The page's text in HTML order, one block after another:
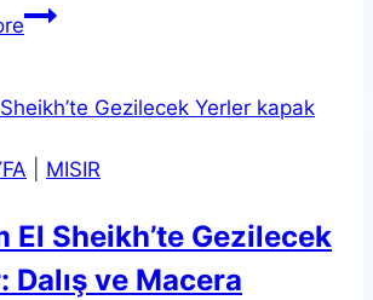
Güzellikte
Yarışan
Güzel
Köyleri
2026
MISIR
El Sheikh’te Gezilecek
Dalış ve Macera